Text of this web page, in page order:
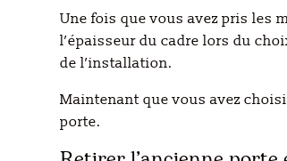
Une fois que vous avez pris les
l’épaisseur du cadre lors du
de l’installation.
Maintenant que vous avez
porte.